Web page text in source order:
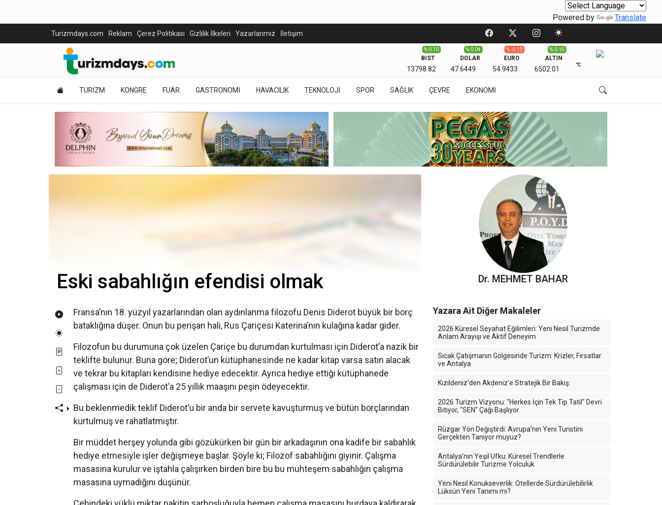
Powered by Translate
Turizmdays.com Reklam Çerez Politikası Gizlilik İlkeleri Yazarlarımız İletişim
BIST
13798.82
% 0.70
DOLAR
47.6449
% 0.04
EURO
54.9433
% -0.13
ALTIN
6502.01
% 0.15
℃
TURİZM KONGRE FUAR GASTRONOMİ HAVACILIK TEKNOLOJİ SPOR SAĞLIK ÇEVRE EKONOMİ
Eski sabahlığın efendisi olmak Dr. MEHMET BAHAR
Fransa’nın 18. yüzyıl yazarlarından olan aydınlanma filozofu Denis Diderot büyük bir borç
bataklığına düşer. Onun bu perişan hali, Rus Çariçesi Katerina’nın kulağına kadar gider.
Filozofun bu durumuna çok üzelen Çariçe bu durumdan kurtulması için Diderot’a nazik bir
teklifte bulunur. Buna göre; Diderot’un kütüphanesinde ne kadar kitap varsa satın alacak
ve tekrar bu kitapları kendisine hediye edecektir. Ayrıca hediye ettiği kütüphanede
çalışması için de Diderot’a 25 yıllık maaşını peşin ödeyecektir.
Bu beklenmedik teklif Diderot’u bir anda bir servete kavuşturmuş ve bütün borçlarından
kurtulmuş ve rahatlatmıştır.
Bir müddet herşey yolunda gibi gözükürken bir gün bir arkadaşının ona kadife bir sabahlık
hediye etmesiyle işler değişmeye başlar. Şöyle ki; Filozof sabahlığını giyinir. Çalışma
masasına kurulur ve iştahla çalışırken birden bire bu bu muhteşem sabahlığın çalışma
masasına uymadığını düşünür.
Yazara Ait Diğer Makaleler
2026 Küresel Seyahat Eğilimleri: Yeni Nesil Turizmde
Anlam Arayışı ve Aktif Deneyim
Sıcak Çatışmanın Gölgesinde Turizm: Krizler, Fırsatlar
ve Antalya
Kızıldeniz’den Akdeniz’e Stratejik Bir Bakış:
2026 Turizm Vizyonu: "Herkes İçin Tek Tip Tatil" Devri
Bitiyor, "SEN" Çağı Başlıyor
Rüzgar Yön Değiştirdi: Avrupa’nın Yeni Turistini
Gerçekten Tanıyor muyuz?
Antalya'nın Yeşil Ufku: Küresel Trendlerle
Sürdürülebilir Turizme Yolculuk
Yeni Nesil Konukseverlik: Otellerde Sürdürülebilirlik
Lüksün Yeni Tanımı mı?